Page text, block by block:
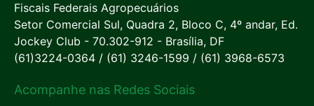
Fiscais Federais Agropecuários
Setor Comercial Sul, Quadra 2, Bloco C, 4º andar, Ed.
Jockey Club - 70.302-912 - Brasília, DF
(61)3224-0364 / (61) 3246-1599 / (61) 3968-6573
Acompanhe nas Redes Sociais